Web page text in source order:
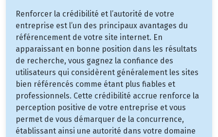
Renforcer la crédibilité et l’autorité de votre
entreprise est l’un des principaux avantages du
référencement de votre site internet. En
apparaissant en bonne position dans les résultats
de recherche, vous gagnez la confiance des
utilisateurs qui considèrent généralement les sites
bien référencés comme étant plus fiables et
professionnels. Cette crédibilité accrue renforce la
perception positive de votre entreprise et vous
permet de vous démarquer de la concurrence,
établissant ainsi une autorité dans votre domaine